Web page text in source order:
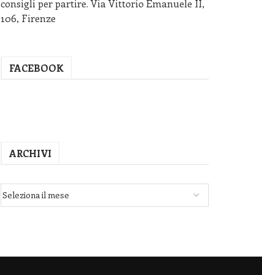
consigli per partire. Via Vittorio Emanuele II,
106, Firenze
FACEBOOK
ARCHIVI